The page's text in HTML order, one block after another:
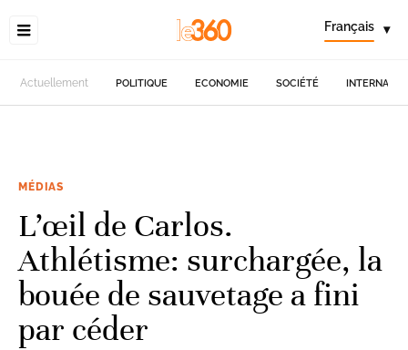
Français ▾
Actuellement POLITIQUE ECONOMIE SOCIÉTÉ
MÉDIAS
L’œil de Carlos.
Athlétisme: surchargée, la
bouée de sauvetage a fini
par céder